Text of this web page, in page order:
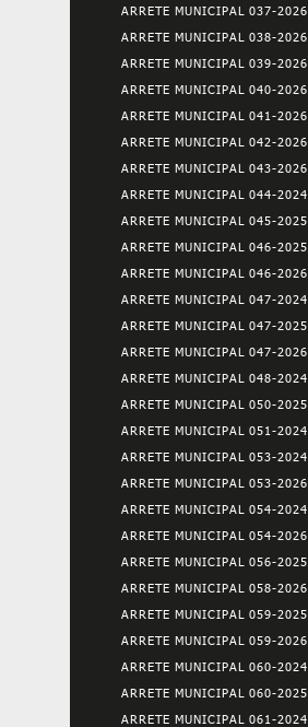
ARRETE MUNICIPAL 037-2026
ARRETE MUNICIPAL 038-2026
ARRETE MUNICIPAL 039-2026
ARRETE MUNICIPAL 040-2026
ARRETE MUNICIPAL 041-2026
ARRETE MUNICIPAL 042-2026
ARRETE MUNICIPAL 043-2026
ARRETE MUNICIPAL 044-2024
ARRETE MUNICIPAL 045-2025
ARRETE MUNICIPAL 046-2025
ARRETE MUNICIPAL 046-2026
ARRETE MUNICIPAL 047-2024
ARRETE MUNICIPAL 047-2025
ARRETE MUNICIPAL 047-2026
ARRETE MUNICIPAL 048-2024
ARRETE MUNICIPAL 050-2025
ARRETE MUNICIPAL 051-2024
ARRETE MUNICIPAL 053-2024
ARRETE MUNICIPAL 053-2026
ARRETE MUNICIPAL 054-2024
ARRETE MUNICIPAL 054-2026
ARRETE MUNICIPAL 056-2025
ARRETE MUNICIPAL 058-2026
ARRETE MUNICIPAL 059-2025
ARRETE MUNICIPAL 059-2026
ARRETE MUNICIPAL 060-2024
ARRETE MUNICIPAL 060-2025
ARRETE MUNICIPAL 061-2024